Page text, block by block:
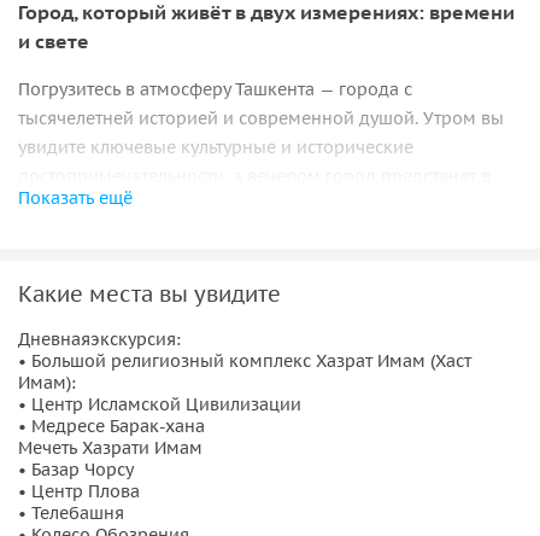
Город, который живёт в двух измерениях: времени
и свете
Погрузитесь в атмосферу Ташкента — города с
тысячелетней историей и современной душой. Утром вы
увидите ключевые культурные и исторические
огнях: фонтанах, шоу, океанариум, катание на лодках и
Дневная часть:
•Площадь Хаст— Имам и библиотека Коранов —
духовный центр города с историей. Архитектурой и
древними рукописями, включая Коран Османа.
Мечеть Барак— хана и медресе Кукельдош — шедевры
исламской архитектуры 16 века.
• Базар Чорсу
специи, сувениры, сладости.
Показать ещё
Какие места вы увидите
Дневнаяэкскурсия:
• Большой религиозный комплекс Хазрат Имам (Хаст
Имам):
• Центр Исламской Цивилизации
• Медресе Барак-хана
Мечеть Хазрати Имам
• Базар Чорсу
• Центр Плова
• Телебашня